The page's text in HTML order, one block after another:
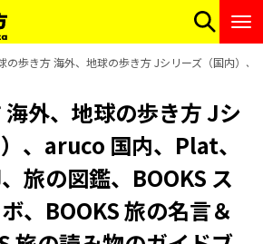
の歩き方 海外、地球の歩き方 Jシリーズ（国内）
外、地球の歩き方 Jシ
、aruco 国内、Plat、
旅の図鑑、BOOKS ス
、BOOKS 旅の名言＆